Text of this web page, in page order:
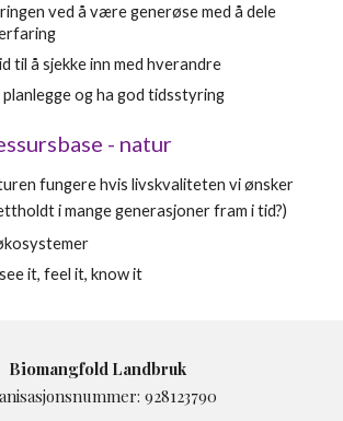
ved å være generøse med å dele
til å sjekke inn med hverandre
og ha god tidsstyring
- natur
fungere hvis livskvaliteten vi ønsker
i mange generasjoner fram i tid?)
it, feel it, know it
Biomangfold Landbruk
928123790